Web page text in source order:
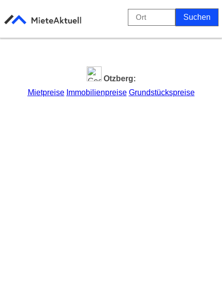
Otzberg:
Mietpreise Immobilienpreise Grundstückspreise